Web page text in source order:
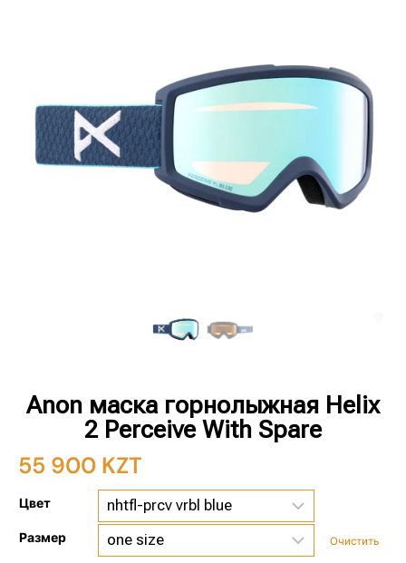
Anon маска горнолыжная Helix
2 Perceive With Spare
55 900 KZT
Цвет
Размер Очистить